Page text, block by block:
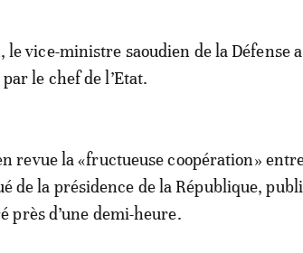
vice-ministre saoudien de la Défense a
le chef de l’Etat.
revue la «fructueuse coopération»
de la présidence de la République,
près d’une demi-heure.